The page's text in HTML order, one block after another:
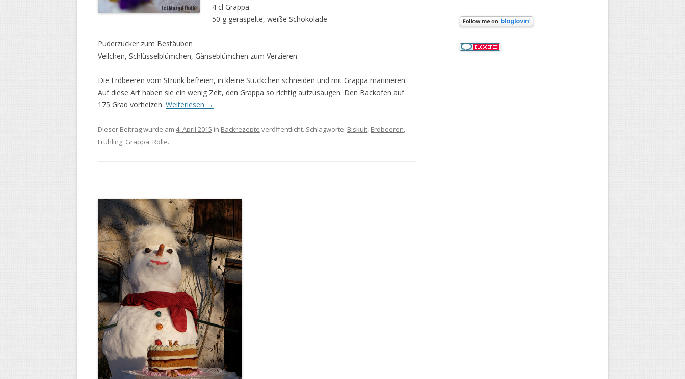
4 cl Grappa
50 g geraspelte, weiße Schokolade
Puderzucker zum Bestäuben
Veilchen, Schlüsselblümchen, Gänseblümchen zum Verzieren
Die Erdbeeren vom Strunk befreien, in kleine Stückchen schneiden und mit Grappa marinieren.
Auf diese Art haben sie ein wenig Zeit, den Grappa so richtig aufzusaugen. Den Backofen auf
175 Grad vorheizen. Weiterlesen →
Dieser Beitrag wurde am 4. April 2015 in Backrezepte veröffentlicht. Schlagworte: Biskuit, Erdbeeren,
Frühling, Grappa, Rolle.